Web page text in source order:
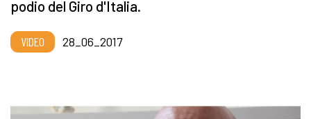
podio del Giro d'Italia.
VIDEO 28_06_2017